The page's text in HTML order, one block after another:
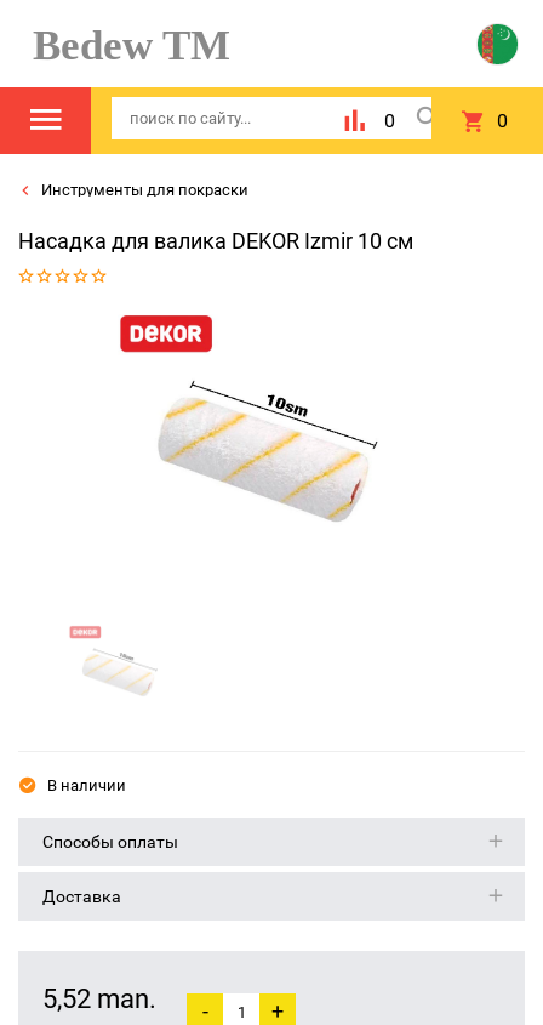
Bedew TM
0 0
Инструменты для покраски
Насадка для валика DEKOR Izmir 10 см
В наличии
Способы оплаты
Доставка
5,52 man. - +